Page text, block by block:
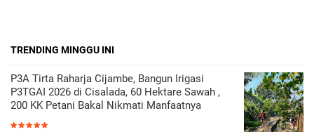
TRENDING MINGGU INI
P3A Tirta Raharja Cijambe, Bangun Irigasi
P3TGAI 2026 di Cisalada, 60 Hektare Sawah ,
200 KK Petani Bakal Nikmati Manfaatnya